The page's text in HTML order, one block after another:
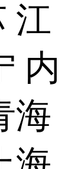
江
内
海